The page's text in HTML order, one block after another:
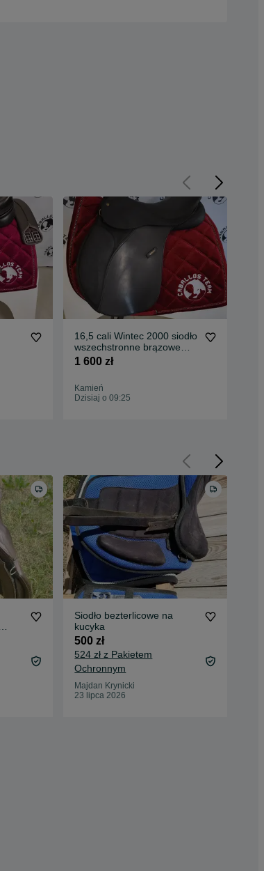
16,5 cali Wintec 2000 siodło
wszechstronne brązowe
Id.757
1 600 zł
Kamień
Dzisiaj o 09:25
Siodło bezterlicowe na
kucyka
500 zł
524 zł z Pakietem
Ochronnym
Majdan Krynicki
23 lipca 2026